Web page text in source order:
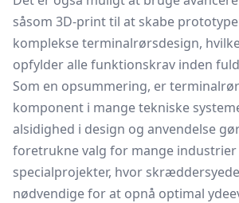
såsom 3D-print til at skabe
komplekse terminalrørsdesign,
opfylder alle funktionskrav inden
Som en opsummering, er
komponent i mange tekniske
alsidighed i design og anvendelse
foretrukne valg for mange industrier
specialprojekter, hvor
nødvendige for at opnå optimal